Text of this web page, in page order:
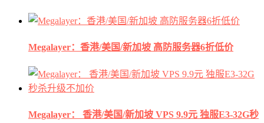
Megalayer：香港/美国/新加坡 高防服务器6折低价
Megalayer： 香港/美国/新加坡 VPS 9.9元 独服E3-32G秒